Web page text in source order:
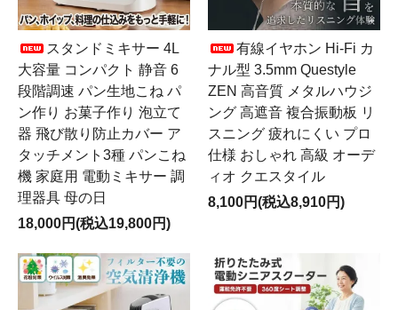
スタンドミキサー 4L
大容量 コンパクト 静音 6
段階調速 パン生地こね パ
ン作り お菓子作り 泡立て
器 飛び散り防止カバー ア
タッチメント3種 パンこね
機 家庭用 電動ミキサー 調
理器具 母の日
18,000円(税込19,800円)
有線イヤホン Hi-Fi カ
ナル型 3.5mm Questyle
ZEN 高音質 メタルハウジ
ング 高遮音 複合振動板 リ
スニング 疲れにくい プロ
仕様 おしゃれ 高級 オーデ
ィオ クエスタイル
8,100円(税込8,910円)